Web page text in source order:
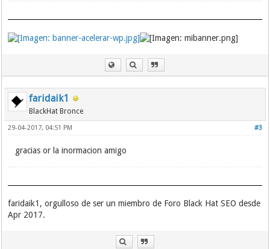
faridaik1
BlackHat Bronce
#3
29-04-2017, 04:51 PM
gracias or la inormacion amigo
faridaik1, orgulloso de ser un miembro de Foro Black Hat SEO desde
Apr 2017.